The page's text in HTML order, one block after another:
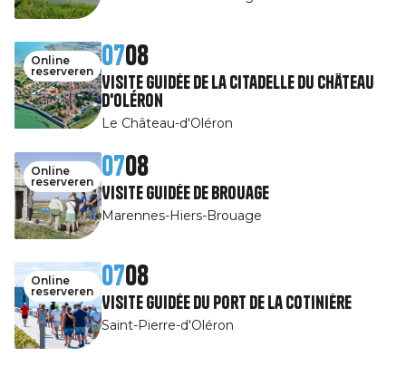
Online
reserveren
0708
Visite guidée de la Citadelle du Château
d'Oléron
Le Château-d'Oléron
Online
reserveren
0708
Visite guidée de Brouage
Marennes-Hiers-Brouage
Online
reserveren
0708
Visite guidée du port de la Cotinière
Saint-Pierre-d'Oléron